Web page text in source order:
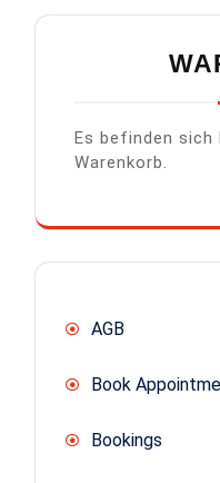
Es befinden sich
Warenkorb.
AGB
Book
Bookings